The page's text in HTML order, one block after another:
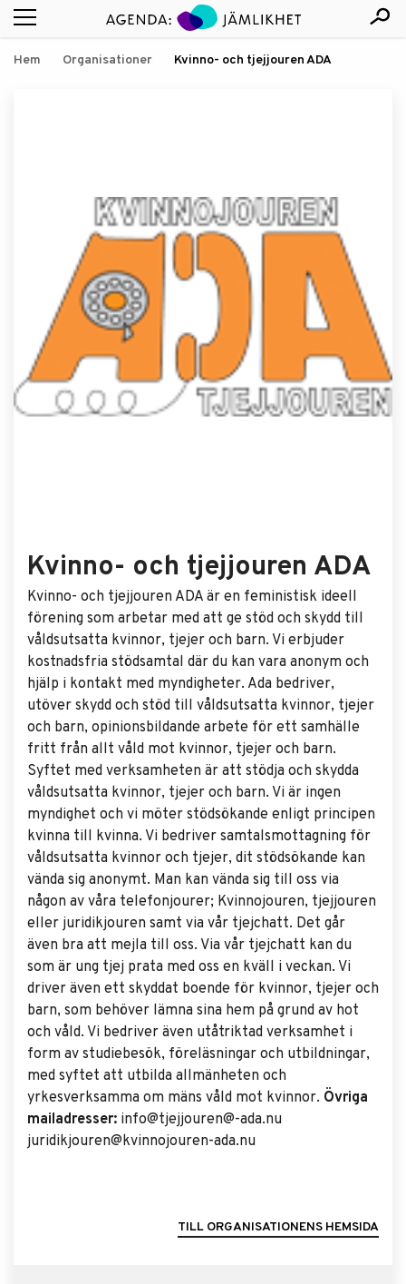
Hem Organisationer Kvinno- och tjejjouren ADA
Kvinno- och tjejjouren ADA
Kvinno- och tjejjouren ADA är en feministisk ideell
förening som arbetar med att ge stöd och skydd till
våldsutsatta kvinnor, tjejer och barn. Vi erbjuder
kostnadsfria stödsamtal där du kan vara anonym och
hjälp i kontakt med myndigheter. Ada bedriver,
utöver skydd och stöd till våldsutsatta kvinnor, tjejer
och barn, opinionsbildande arbete för ett samhälle
fritt från allt våld mot kvinnor, tjejer och barn.
Syftet med verksamheten är att stödja och skydda
våldsutsatta kvinnor, tjejer och barn. Vi är ingen
myndighet och vi möter stödsökande enligt principen
kvinna till kvinna. Vi bedriver samtalsmottagning för
våldsutsatta kvinnor och tjejer, dit stödsökande kan
vända sig anonymt. Man kan vända sig till oss via
någon av våra telefonjourer; Kvinnojouren, tjejjouren
eller juridikjouren samt via vår tjejchatt. Det går
även bra att mejla till oss. Via vår tjejchatt kan du
som är ung tjej prata med oss en kväll i veckan. Vi
driver även ett skyddat boende för kvinnor, tjejer och
barn, som behöver lämna sina hem på grund av hot
och våld. Vi bedriver även utåtriktad verksamhet i
form av studiebesök, föreläsningar och utbildningar,
med syftet att utbilda allmänheten och
yrkesverksamma om mäns våld mot kvinnor. Övriga
mailadresser: info@tjejjouren@-ada.nu
juridikjouren@kvinnojouren-ada.nu
TILL ORGANISATIONENS HEMSIDA